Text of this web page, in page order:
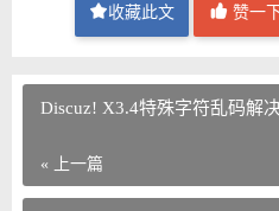
收藏此文 赞一
Discuz! X3.4特殊字符乱码解决
« 上一篇